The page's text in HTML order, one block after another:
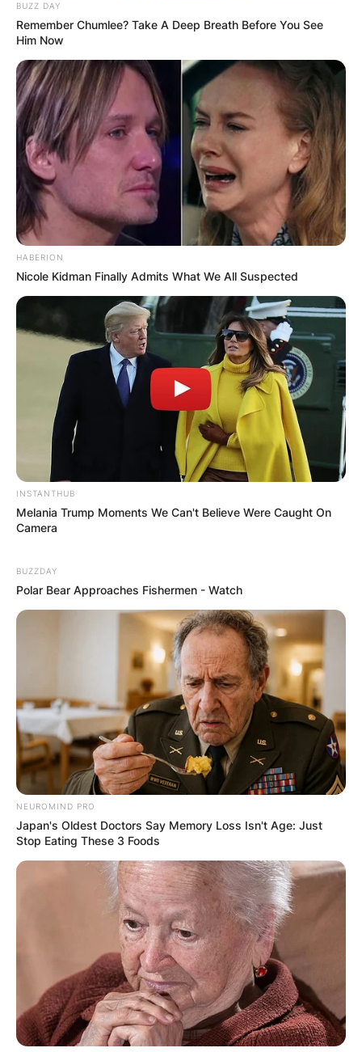
BUZZ DAY
Remember Chumlee? Take A Deep Breath Before You See
Him Now
HABERION
Nicole Kidman Finally Admits What We All Suspected
INSTANTHUB
Melania Trump Moments We Can't Believe Were Caught On
Camera
BUZZDAY
Polar Bear Approaches Fishermen - Watch
NEUROMIND PRO
Japan's Oldest Doctors Say Memory Loss Isn't Age: Just
Stop Eating These 3 Foods